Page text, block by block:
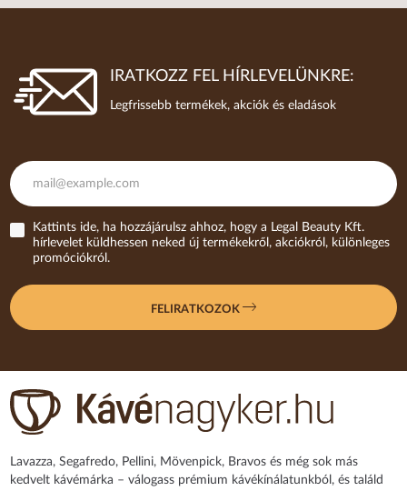
IRATKOZZ FEL HÍRLEVELÜNKRE:
Legfrissebb termékek, akciók és eladások
Kattints ide, ha hozzájárulsz ahhoz, hogy a Legal Beauty Kft.
hírlevelet küldhessen neked új termékekről, akciókról, különleges
promóciókról.
FELIRATKOZOK
Lavazza, Segafredo, Pellini, Mövenpick, Bravos és még sok más
kedvelt kávémárka – válogass prémium kávékínálatunkból, és találd